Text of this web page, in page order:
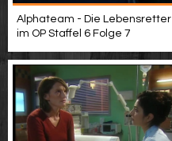
Alphateam - Die Lebensretter
im OP Staffel 6 Folge 7